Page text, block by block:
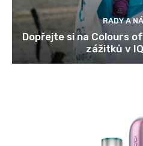
RADY A
Dopřejte si na Colours
zážitků v